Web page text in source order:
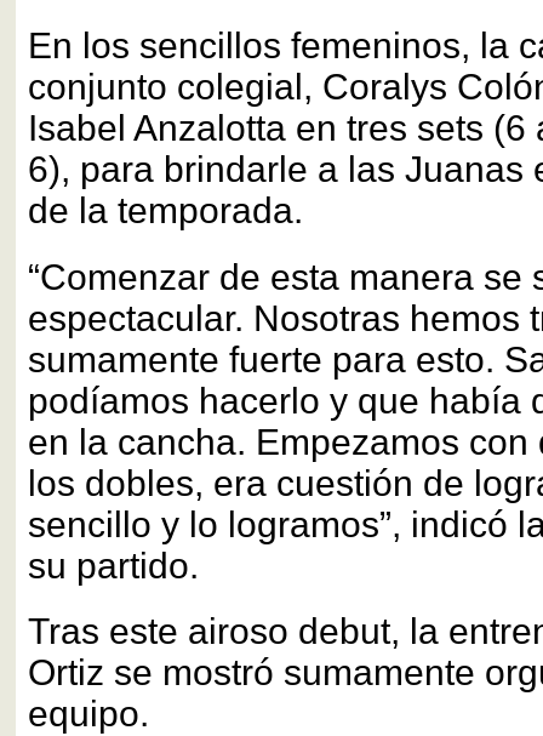
En los sencillos femeninos, la
conjunto colegial, Coralys
Isabel Anzalotta en tres sets (6
6), para brindarle a las Juanas
de la temporada.
“Comenzar de esta manera se
espectacular. Nosotras hemos
sumamente fuerte para esto.
podíamos hacerlo y que había
en la cancha. Empezamos con
los dobles, era cuestión de
sencillo y lo logramos”, indicó
su partido.
Tras este airoso debut, la
Ortiz se mostró sumamente
equipo.